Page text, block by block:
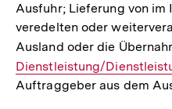
Ausfuhr; Lieferung von im
veredelten oder
Ausland oder die
Dienstleistung/
Auftraggeber aus dem